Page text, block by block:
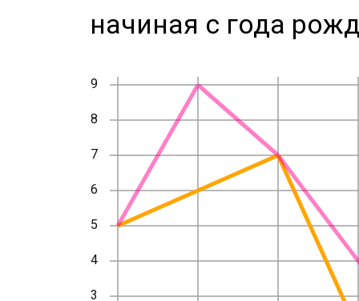
начиная с года